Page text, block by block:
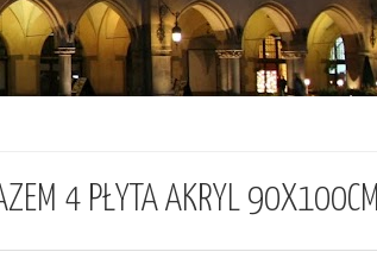
4 PŁYTA AKRYL 90X100CM